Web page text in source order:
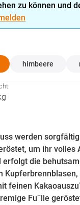
zu können und
himbeere
werden
um ihr volles
die
feinen
Fu¨lle